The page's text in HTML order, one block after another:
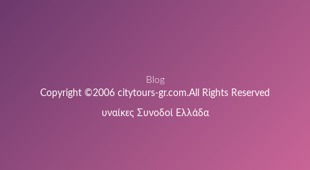
Blog
Copyright ©2006 citytours-gr.com.All Rights Reserved
υναίκες Συνοδοί Ελλάδα